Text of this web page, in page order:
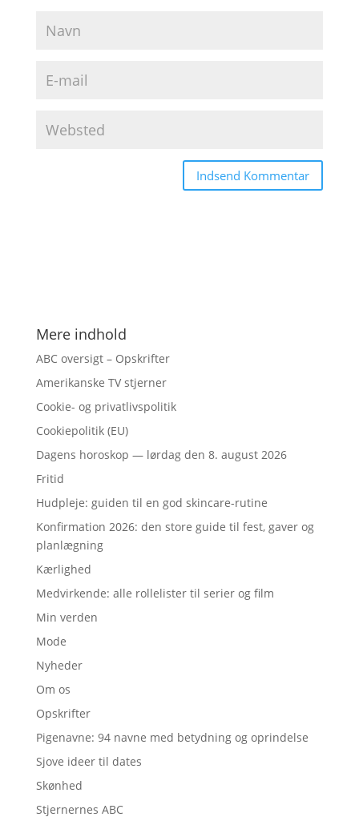
Mere indhold
ABC oversigt – Opskrifter
Amerikanske TV stjerner
Cookie- og privatlivspolitik
Cookiepolitik (EU)
Dagens horoskop — lørdag den 8. august 2026
Fritid
Hudpleje: guiden til en god skincare-rutine
Konfirmation 2026: den store guide til fest, gaver og
planlægning
Kærlighed
Medvirkende: alle rollelister til serier og film
Min verden
Mode
Nyheder
Om os
Opskrifter
Pigenavne: 94 navne med betydning og oprindelse
Sjove ideer til dates
Skønhed
Stjernernes ABC